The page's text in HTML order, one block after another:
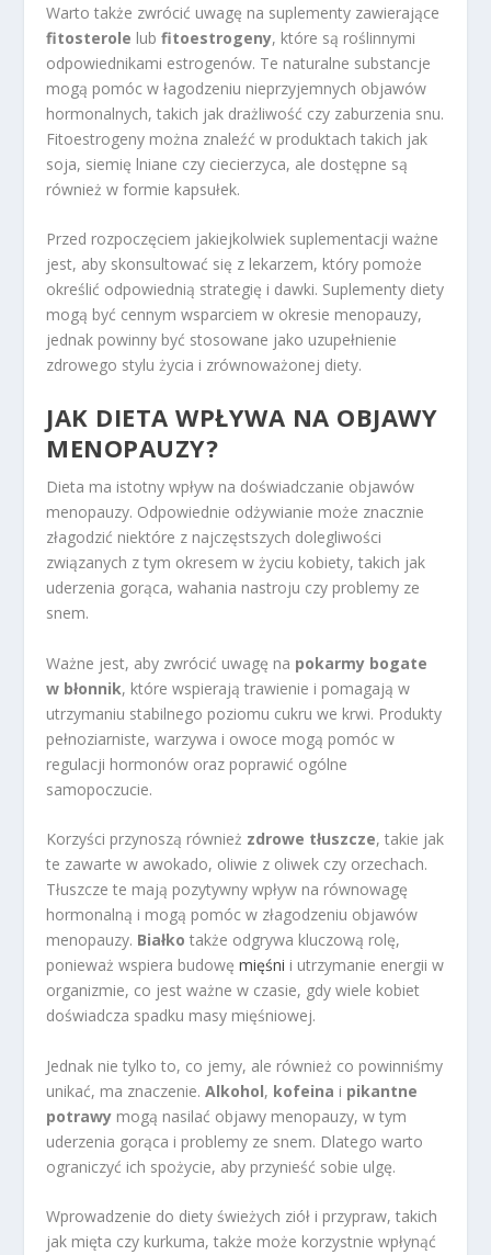
Warto także zwrócić uwagę na suplementy zawierające
fitosterole lubfitoestrogeny, które są roślinnymi
odpowiednikami estrogenów. Te naturalne substancje
mogą pomóc w łagodzeniu nieprzyjemnych objawów
hormonalnych, takich jak drażliwość czy zaburzenia snu.
Fitoestrogeny można znaleźć w produktach takich jak
soja, siemię lniane czy ciecierzyca, ale dostępne są
również w formie kapsułek.
Przed rozpoczęciem jakiejkolwiek suplementacji ważne
jest, aby skonsultować się z lekarzem, który pomoże
określić odpowiednią strategię i dawki. Suplementy diety
mogą być cennym wsparciem w okresie menopauzy,
jednak powinny być stosowane jako uzupełnienie
zdrowego stylu życia i zrównoważonej diety.
JAK DIETA WPŁYWA NA OBJAWY
MENOPAUZY?
Dieta ma istotny wpływ na doświadczanie objawów
menopauzy. Odpowiednie odżywianie może znacznie
złagodzić niektóre z najczęstszych dolegliwości
związanych z tym okresem w życiu kobiety, takich jak
uderzenia gorąca, wahania nastroju czy problemy ze
snem.
Ważne jest, aby zwrócić uwagę na pokarmy bogate
w błonnik, które wspierają trawienie i pomagają w
utrzymaniu stabilnego poziomu cukru we krwi. Produkty
pełnoziarniste, warzywa i owoce mogą pomóc w
regulacji hormonów oraz poprawić ogólne
samopoczucie.
Korzyści przynoszą również zdrowe tłuszcze, takie jak
te zawarte w awokado, oliwie z oliwek czy orzechach.
Tłuszcze te mają pozytywny wpływ na równowagę
hormonalną i mogą pomóc w złagodzeniu objawów
menopauzy. Białko także odgrywa kluczową rolę,
ponieważ wspiera budowęmięśni i utrzymanie energii w
organizmie, co jest ważne w czasie, gdy wiele kobiet
doświadcza spadku masy mięśniowej.
Jednak nie tylko to, co jemy, ale również co powinniśmy
unikać, ma znaczenie.Alkohol, kofeina i pikantne
potrawy mogą nasilać objawy menopauzy, w tym
uderzenia gorąca i problemy ze snem. Dlatego warto
ograniczyć ich spożycie, aby przynieść sobie ulgę.
Wprowadzenie do diety świeżych ziół i przypraw, takich
jak mięta czy kurkuma, także może korzystnie wpłynąć